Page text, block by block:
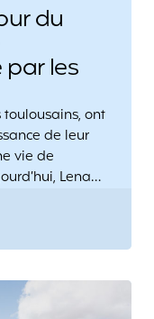
du
les
ont
de leur
vie de
Lena…